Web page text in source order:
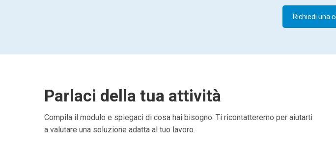
Richiedi una
Parlaci della tua attività
Compila il modulo e spiegaci di cosa hai bisogno. Ti ricontatteremo per aiutarti
a valutare una soluzione adatta al tuo lavoro.